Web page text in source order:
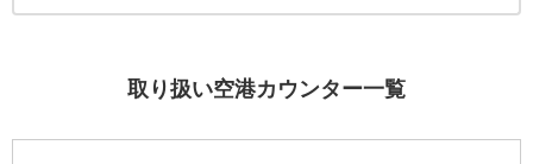
取り扱い空港カウンター一覧